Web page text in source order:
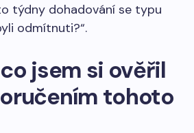
týdny dohadování se typu
odmítnuti?“.
jsem si ověřil
tohoto